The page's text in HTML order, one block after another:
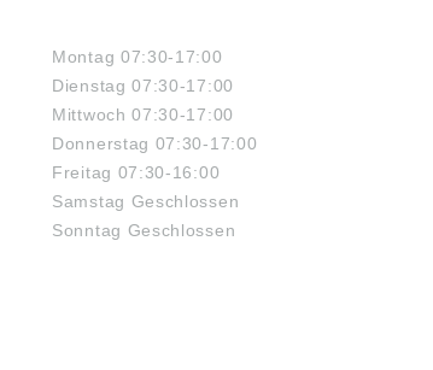
Montag 07:30-17:00
Dienstag 07:30-17:00
Mittwoch 07:30-17:00
Donnerstag 07:30-17:00
Freitag 07:30-16:00
Samstag Geschlossen
Sonntag Geschlossen